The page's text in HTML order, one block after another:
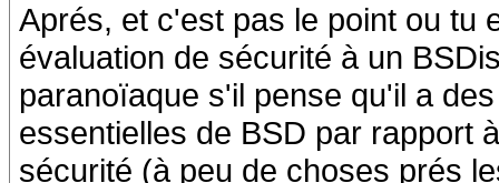
Aprés, et c'est pas le point ou tu
évaluation de sécurité à un
paranoïaque s'il pense qu'il a
essentielles de BSD par rapport
sécurité (à peu de choses prés